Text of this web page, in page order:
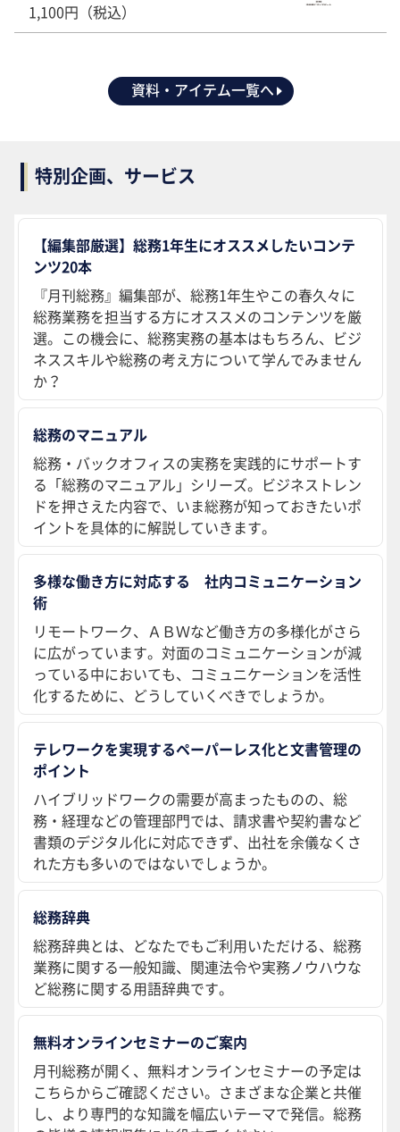
1,100円（税込）
資料・アイテム一覧へ
特別企画、サービス
【編集部厳選】総務1年生にオススメしたいコンテ
ンツ20本
『月刊総務』編集部が、総務1年生やこの春久々に
総務業務を担当する方にオススメのコンテンツを厳
選。この機会に、総務実務の基本はもちろん、ビジ
ネススキルや総務の考え方について学んでみません
か？
総務のマニュアル
総務・バックオフィスの実務を実践的にサポートす
る「総務のマニュアル」シリーズ。ビジネストレン
ドを押さえた内容で、いま総務が知っておきたいポ
イントを具体的に解説していきます。
多様な働き方に対応する 社内コミュニケーション
術
リモートワーク、ＡＢＷなど働き方の多様化がさら
に広がっています。対面のコミュニケーションが減
っている中においても、コミュニケーションを活性
化するために、どうしていくべきでしょうか。
テレワークを実現するペーパーレス化と文書管理の
ポイント
ハイブリッドワークの需要が高まったものの、総
務・経理などの管理部門では、請求書や契約書など
書類のデジタル化に対応できず、出社を余儀なくさ
れた方も多いのではないでしょうか。
総務辞典
総務辞典とは、どなたでもご利用いただける、総務
業務に関する一般知識、関連法令や実務ノウハウな
ど総務に関する用語辞典です。
無料オンラインセミナーのご案内
月刊総務が開く、無料オンラインセミナーの予定は
こちらからご確認ください。さまざまな企業と共催
し、より専門的な知識を幅広いテーマで発信。総務